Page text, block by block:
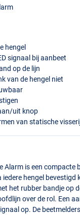
hengel
signaal bij aanbeet
op de lijn
van de hengel niet
uit knop
van statische
Alarm is een compacte
hengel bevestigd
het rubber bandje op
over de rol. Een
op. De